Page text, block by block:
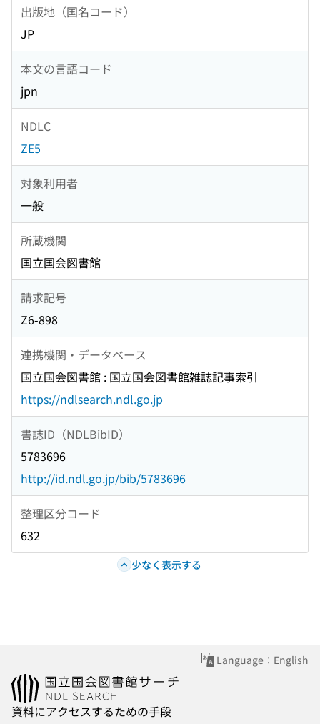
出版地（国名コード）
JP
本文の言語コード
jpn
NDLC
ZE5
対象利用者
一般
所蔵機関
国立国会図書館
請求記号
Z6-898
連携機関・データベース
国立国会図書館 : 国立国会図書館雑誌記事索引
https://ndlsearch.ndl.go.jp
書誌ID（NDLBibID）
5783696
http://id.ndl.go.jp/bib/5783696
整理区分コード
632
少なく表示する
Language：English
資料にアクセスするための手段